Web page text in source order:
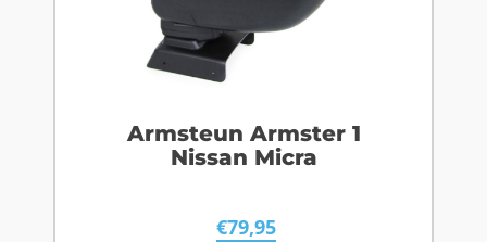
Armsteun Armster 1
Nissan Micra
€79,95